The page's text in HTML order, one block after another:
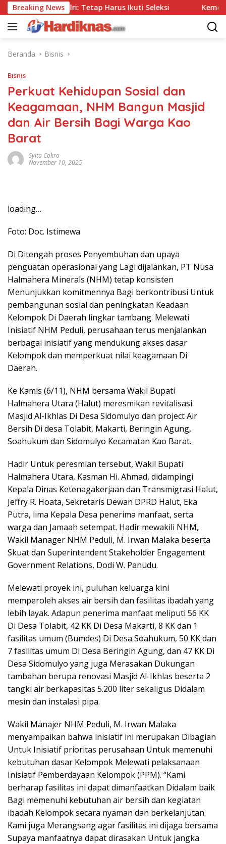
Langsung
ke
konten
Breaking News
Tes, Polri: Tetap Harus Ikuti Seleksi Kemenpar
Beranda Bisnis
Bisnis
Perkuat Kehidupan Sosial dan
Keagamaan, NHM Bangun Masjid
dan Air Bersih Bagi Warga Kao
Barat
Syita Cokro
November 10, 2025
loading…
Foto: Doc. Istimewa
Di Ditengah proses Penyembuhan dan upaya
penguatan operasional yang Lagi dijalankan, PT Nusa
Halmahera Minerals (NHM) tetap konsisten
Menunjukkan komitmennya Bagi berkontribusi Untuk
pembangunan sosial dan peningkatan Keadaan
Kelompok Di Daerah lingkar tambang. Melewati
Inisiatif NHM Peduli, perusahaan terus menjalankan
berbagai inisiatif yang mendukung akses dasar
Kelompok dan memperkuat nilai keagamaan Di
Daerah.
Ke Kamis (6/11), NHM bersama Wakil Bupati
Halmahera Utara (Halut) meresmikan revitalisasi
Masjid Al-Ikhlas Di Desa Sidomulyo dan project Air
Bersih Di desa Tolabit, Makarti, Beringin Agung,
Soahukum dan Sidomulyo Kecamatan Kao Barat.
Hadir Untuk peresmian tersebut, Wakil Bupati
Halmahera Utara, Kasman Hi. Ahmad, didampingi
Kepala Dinas Ketenagakerjaan dan Transmigrasi Halut,
Jeffry R. Hoata, Sekretaris Dewan DPRD Halut, Eka
Putra, lima Kepala Desa penerima manfaat, serta
warga dan Jamaah setempat. Hadir mewakili NHM,
Wakil Manager NHM Peduli, M. Irwan Malaka beserta
Skuat dan Superintendent Stakeholder Engagement
Government Relations, Dodi W. Panudu.
Melewati proyek ini, puluhan keluarga kini
memperoleh akses air bersih dan fasilitas ibadah yang
lebih layak. Adapun penerima manfaat meliputi 56 KK
Di Desa Tolabit, 42 KK Di Desa Makarti, 8 KK dan 1
fasilitas umum (Bumdes) Di Desa Soahukum, 50 KK dan
7 fasilitas umum Di Desa Beringin Agung, dan 47 KK Di
Desa Sidomulyo yang juga Merasakan Dukungan
tambahan berupa renovasi Masjid Al-Ikhlas beserta 2
tangki air berkapasitas 5.200 liter sekaligus Didalam
mesin dan instalasi pipa.
Wakil Manajer NHM Peduli, M. Irwan Malaka
menyampaikan bahwa inisiatif ini merupakan Dibagian
Untuk Inisiatif prioritas perusahaan Untuk memenuhi
kebutuhan dasar Kelompok Melewati pelaksanaan
Inisiatif Pemberdayaan Kelompok (PPM). “Kami
berharap fasilitas ini dapat dimanfaatkan Didalam baik
Bagi memenuhi kebutuhan air bersih dan kegiatan
ibadah Kelompok secara nyaman dan berkelanjutan.
Kami juga Merangsang agar fasilitas ini dijaga bersama
Supaya manfaatnya dapat dirasakan Untuk jangka